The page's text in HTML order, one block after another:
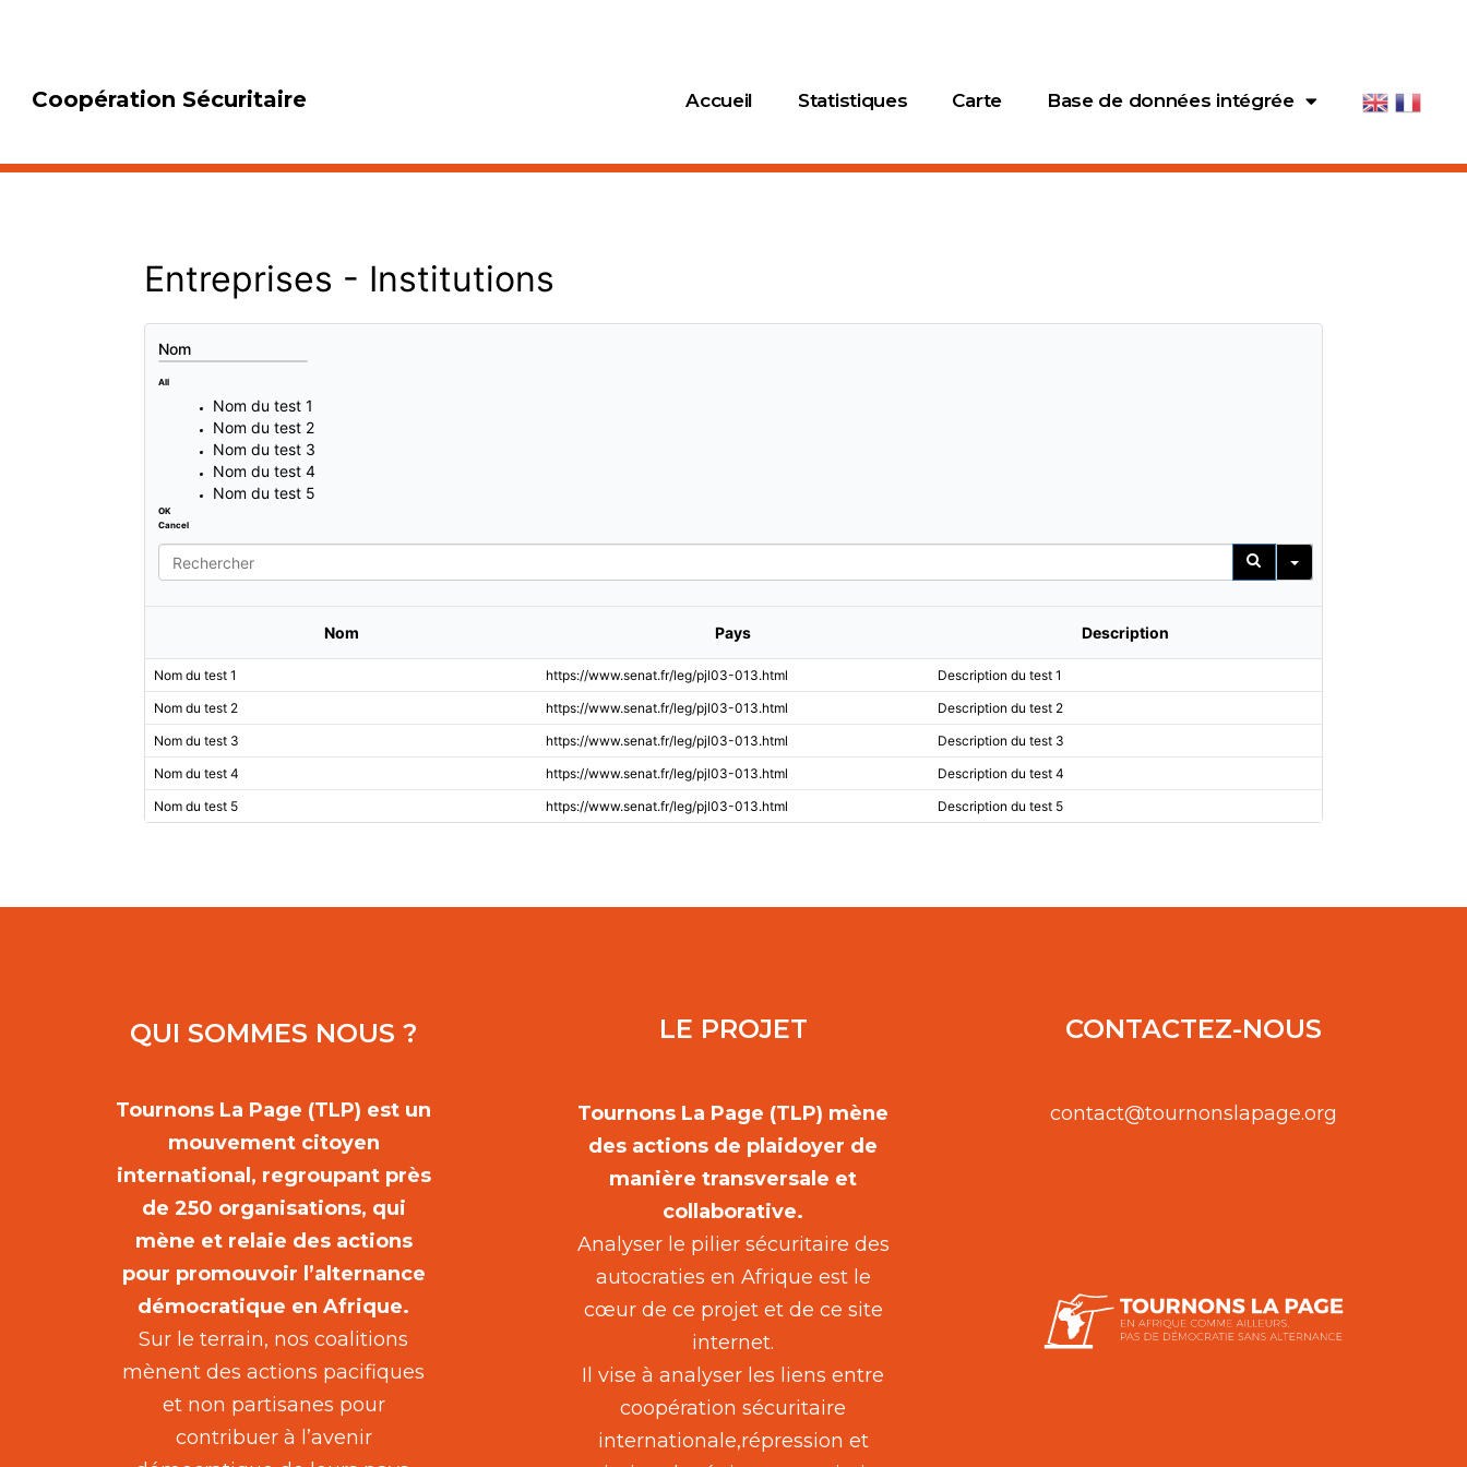
Coopération Sécuritaire Accueil Statistiques Carte Base de données intégrée
Entreprises - Institutions
Nom
All
Nom du test 1
Nom du test 2
Nom du test 3
Nom du test 4
Nom du test 5
OK
Cancel
Search
Nom Pays Description
Nom du test 1 https://www.senat.fr/leg/pjl03-013.html
Description du test 1
Nom du test 2
https://www.senat.fr/leg/pjl03-013.html
Description du test 2
Nom du test 3
https://www.senat.fr/leg/pjl03-013.html
Description du test 3
Nom du test 4
https://www.senat.fr/leg/pjl03-013.html
Description du test 4
Nom du test 5
https://www.senat.fr/leg/pjl03-013.html Description du test 5
QUI SOMMES NOUS ?
Tournons La Page (TLP) est un
mouvement citoyen
international, regroupant près
de 250 organisations, qui
mène et relaie des actions
pour promouvoir l’alternance
démocratique en Afrique.
Sur le terrain, nos coalitions
mènent des actions pacifiques
et non partisanes pour
contribuer à l’avenir
LE PROJET
Tournons La Page (TLP) mène
des actions de plaidoyer de
manière transversale et
collaborative.
Analyser le pilier sécuritaire des
autocraties en Afrique est le
cœur de ce projet et de ce site
internet.
Il vise à analyser les liens entre
coopération sécuritaire
internationale,répression et
CONTACTEZ-NOUS
contact@tournonslapage.org